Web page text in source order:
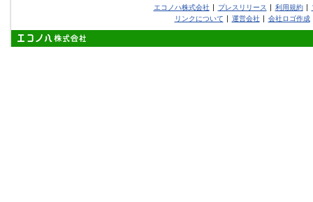
エコノハ株式会社 プレスリリース 利用規約
リンクについて
運営会社 会社ロゴ作成